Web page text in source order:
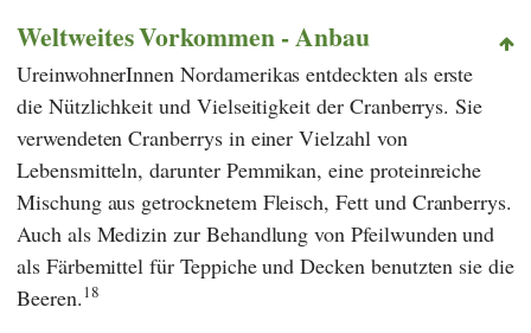
Weltweites Vorkommen - Anbau
UreinwohnerInnen Nordamerikas entdeckten als erste
die Nützlichkeit und Vielseitigkeit der Cranberrys. Sie
verwendeten Cranberrys in einer Vielzahl von
Lebensmitteln, darunter Pemmikan, eine proteinreiche
Mischung aus getrocknetem Fleisch, Fett und Cranberrys.
Auch als Medizin zur Behandlung von Pfeilwunden und
als Färbemittel für Teppiche und Decken benutzten sie die
Beeren.18